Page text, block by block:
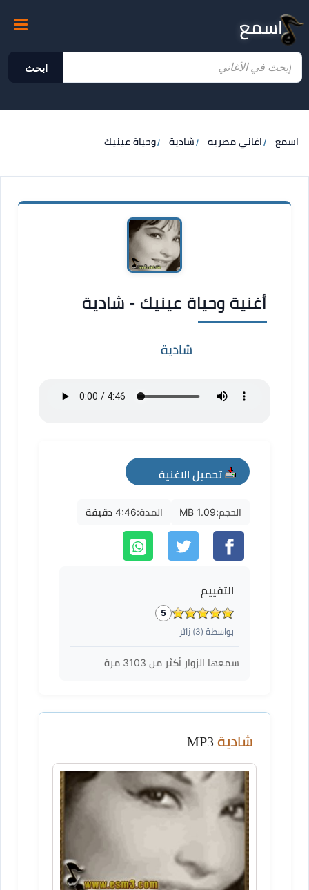
اسمع
ابحث
اسمع اغاني مصريه شادية وحياة عينيك
أغنية وحياة عينيك - شادية
شادية
تحميل الاغنية
mp3
الحجم:1.09 MB المدة:4:46 دقيقة
التقييم
5
بواسطة (3) زائر
سمعها الزوار أكثر من 3103 مرة
شادية